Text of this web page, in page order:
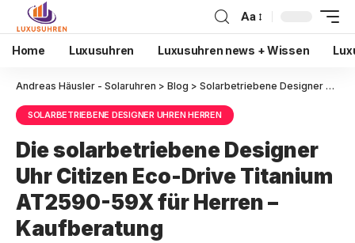
Aa
Home Luxusuhren Luxusuhren news + Wissen
Andreas Häusler - Solaruhren > Blog > Solarbetriebene Designer Uhren Herren
SOLARBETRIEBENE DESIGNER UHREN HERREN
Die solarbetriebene Designer
Uhr Citizen Eco-Drive Titanium
AT2590-59X für Herren –
Kaufberatung